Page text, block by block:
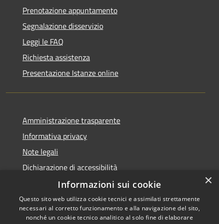
Prenotazione appuntamento
Segnalazione disservizio
Leggi le FAQ
Richiesta assistenza
Presentazione Istanze online
Amministrazione trasparente
Informativa privacy
Note legali
Dichiarazione di accessibilità
Copyright © 2026 • Comune di
×
Informazioni sui cookie
Questo sito web utilizza cookie tecnici e assimilati strettamente
necessari al corretto funzionamento e alla navigazione del sito,
nonché un cookie tecnico analitico al solo fine di elaborare